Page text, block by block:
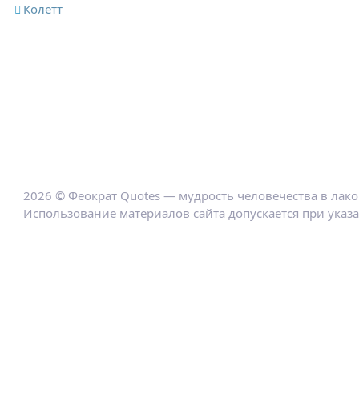
Колетт
2026 © Феократ Quotes — мудрость человечества в
Использование материалов сайта допускается при